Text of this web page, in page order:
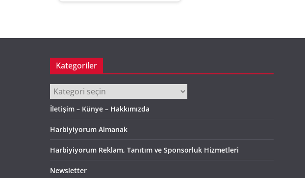
Kategoriler
Kategoriler
İletişim – Künye – Hakkımızda
Harbiyiyorum Almanak
Harbiyiyorum Reklam, Tanıtım ve Sponsorluk Hizmetleri
Newsletter